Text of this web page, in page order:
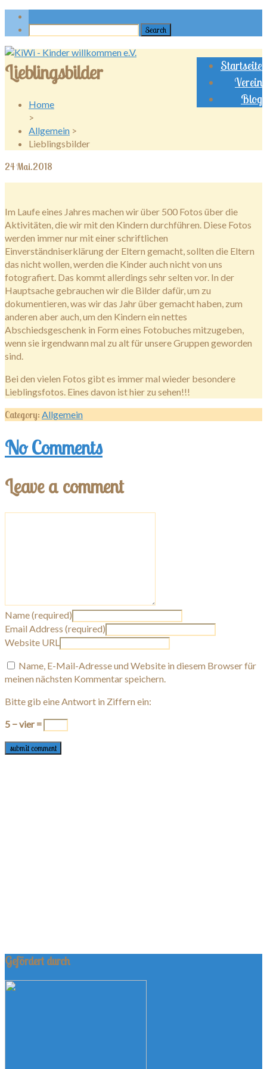
Startseite
Verein
Blog
Lieblingsbilder
Home
>
Allgemein >
Lieblingsbilder
24Mai.2018
Im Laufe eines Jahres machen wir über 500 Fotos über die
Aktivitäten, die wir mit den Kindern durchführen. Diese Fotos
werden immer nur mit einer schriftlichen
Einverständniserklärung der Eltern gemacht, sollten die Eltern
das nicht wollen, werden die Kinder auch nicht von uns
fotografiert. Das kommt allerdings sehr selten vor. In der
Hauptsache gebrauchen wir die Bilder dafür, um zu
dokumentieren, was wir das Jahr über gemacht haben, zum
anderen aber auch, um den Kindern ein nettes
Abschiedsgeschenk in Form eines Fotobuches mitzugeben,
wenn sie irgendwann mal zu alt für unsere Gruppen geworden
sind.
Bei den vielen Fotos gibt es immer mal wieder besondere
Lieblingsfotos. Eines davon ist hier zu sehen!!!
Category: Allgemein
No Comments
Leave a comment
Name (required)
Email Address (required)
Website URL
Name, E-Mail-Adresse und Website in diesem Browser für
meinen nächsten Kommentar speichern.
Bitte gib eine Antwort in Ziffern ein:
5 − vier =
Gefördert durch